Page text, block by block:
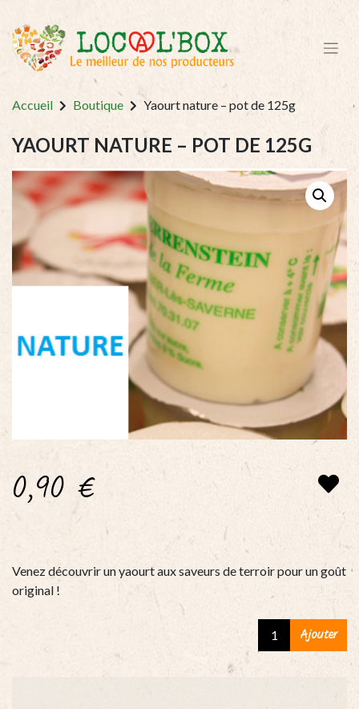
Accueil Boutique Yaourt nature – pot de 125g
YAOURT NATURE – POT DE 125G
0,90 €
Venez découvrir un yaourt aux saveurs de terroir pour un goût
original !
Ajouter